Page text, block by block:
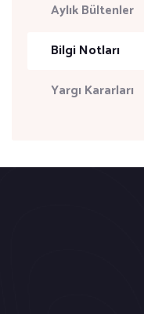
Aylık Bültenler
Bilgi Notları
Yargı Kararları